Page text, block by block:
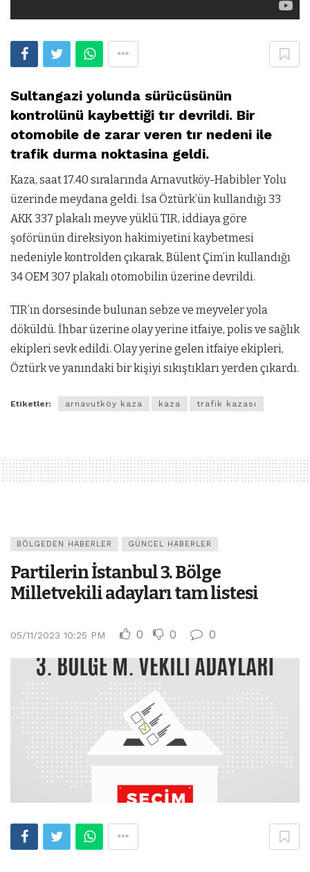
Sultangazi yolunda sürücüsünün
kontrolünü kaybettiği tır devrildi. Bir
otomobile de zarar veren tır nedeni ile
trafik durma noktasina geldi.
Kaza, saat 17.40 sıralarında Arnavutköy-Habibler Yolu
üzerinde meydana geldi. İsa Öztürk’ün kullandığı 33
AKK 337 plakalı meyve yüklü TIR, iddiaya göre
şoförünün direksiyon hakimiyetini kaybetmesi
nedeniyle kontrolden çıkarak, Bülent Çim’in kullandığı
34 OEM 307 plakalı otomobilin üzerine devrildi.
TIR’ın dorsesinde bulunan sebze ve meyveler yola
döküldü. İhbar üzerine olay yerine itfaiye, polis ve sağlık
ekipleri sevk edildi. Olay yerine gelen itfaiye ekipleri,
Öztürk ve yanındaki bir kişiyi sıkıştıkları yerden çıkardı.
Etiketler: arnavutköy kaza kaza trafik kazası
BÖLGEDEN HABERLER GÜNCEL HABERLER
Partilerin İstanbul 3. Bölge
Milletvekili adayları tam listesi
05/11/2023 10:25 PM 0 0 0